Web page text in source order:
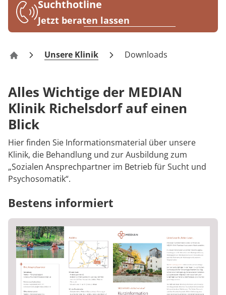
Karriere
Suchthotline
Jetzt beraten lassen
Klinik Richelsdorf
Unsere Klinik Downloads
Alles Wichtige der MEDIAN
Klinik Richelsdorf auf einen
Blick
Hier finden Sie Informationsmaterial über unsere
Klinik, die Behandlung und zur Ausbildung zum
„Sozialen Ansprechpartner im Betrieb für Sucht und
Psychosomatik“.
Bestens informiert